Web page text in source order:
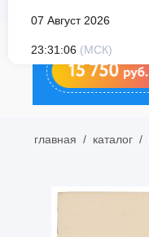
07 Август 2026
23:31:06 (МСК)
главная / каталог /